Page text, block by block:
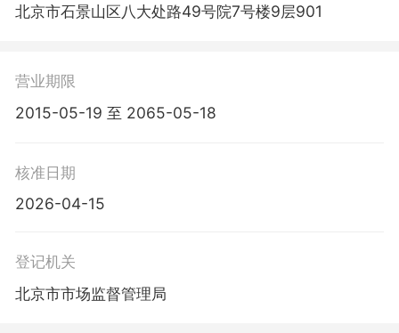
件开发；人工智能基础软件开发；信息系统运行维护服
制品销售；机械设备销售；电子产品销售；电子元器件
化工产品销售（不含许可类化工产品）；货物进出口；
理咨询；非居住房地产租赁；物业管理。（除依法须经
批准的项目外，凭营业执照依法自主开展经营活动）
（不得从事国家和本市产业政策禁止和限制类项目的经
北京市石景山区八大处路49号院7号楼9层901
营业期限
2015-05-19 至 2065-05-18
核准日期
2026-04-15
登记机关
北京市市场监督管理局